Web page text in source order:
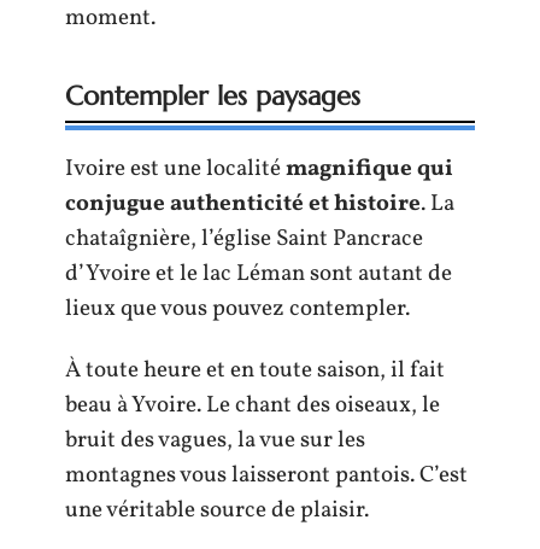
moment.
Contempler les paysages
Ivoire est une localitémagnifique qui
conjugue authenticité et histoire. La
chataîgnière, l’église Saint Pancrace
d’Yvoire et le lac Léman sont autant de
lieux que vous pouvez contempler.
À toute heure et en toute saison, il fait
beau à Yvoire. Le chant des oiseaux, le
bruit des vagues, la vue sur les
montagnes vous laisseront pantois. C’est
une véritable source de plaisir.